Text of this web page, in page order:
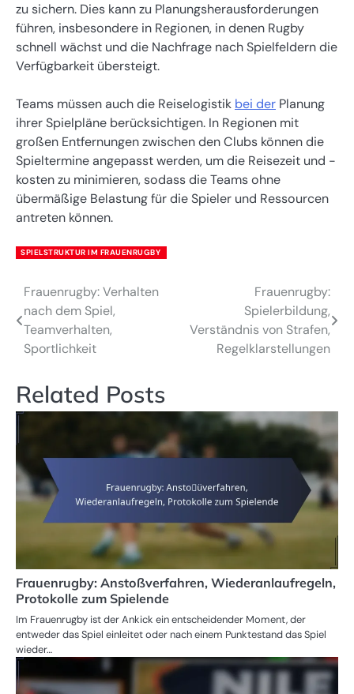
zu sichern. Dies kann zu Planungsherausforderungen
führen, insbesondere in Regionen, in denen Rugby
schnell wächst und die Nachfrage nach Spielfeldern die
Verfügbarkeit übersteigt.
Teams müssen auch die Reiselogistik bei der Planung
ihrer Spielpläne berücksichtigen. In Regionen mit
großen Entfernungen zwischen den Clubs können die
Spieltermine angepasst werden, um die Reisezeit und -
kosten zu minimieren, sodass die Teams ohne
übermäßige Belastung für die Spieler und Ressourcen
antreten können.
SPIELSTRUKTUR IM FRAUENRUGBY
Post
navigation
Frauenrugby: Verhalten
nach dem Spiel,
Teamverhalten,
Sportlichkeit
Frauenrugby:
Spielerbildung,
Verständnis von Strafen,
Regelklarstellungen
Related Posts
Frauenrugby: Anstoßverfahren, Wiederanlaufregeln,
Protokolle zum Spielende
Im Frauenrugby ist der Ankick ein entscheidender Moment, der
entweder das Spiel einleitet oder nach einem Punktestand das Spiel
wieder…